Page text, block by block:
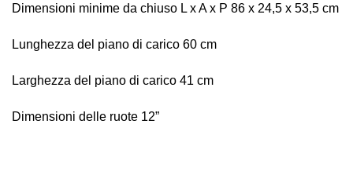
Dimensioni minime da chiuso L x A x P 86 x 24,5 x 53,5 cm
Lunghezza del piano di carico 60 cm
Larghezza del piano di carico 41 cm
Dimensioni delle ruote 12”